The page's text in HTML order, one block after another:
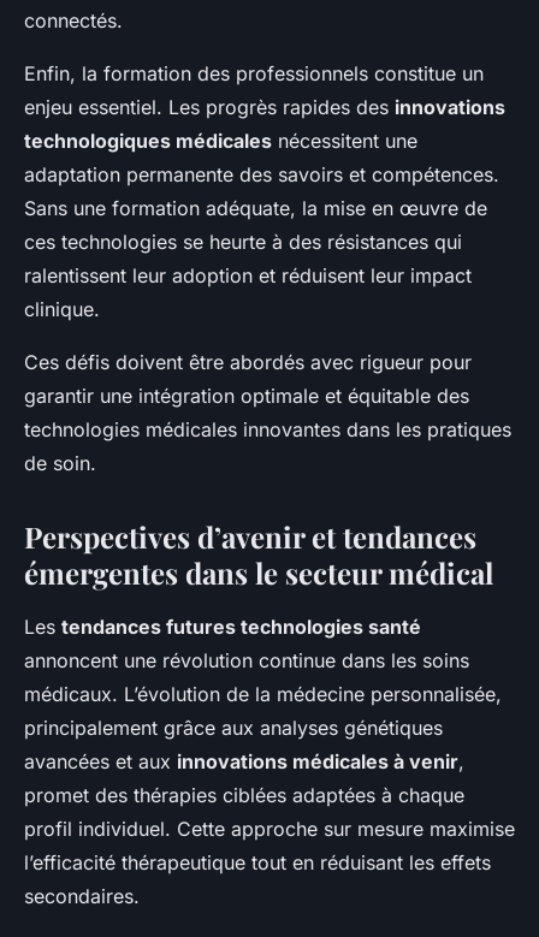
connectés.
Enfin, la formation des professionnels constitue un
enjeu essentiel. Les progrès rapides des innovations
technologiques médicales nécessitent une
adaptation permanente des savoirs et compétences.
Sans une formation adéquate, la mise en œuvre de
ces technologies se heurte à des résistances qui
ralentissent leur adoption et réduisent leur impact
clinique.
Ces défis doivent être abordés avec rigueur pour
garantir une intégration optimale et équitable des
technologies médicales innovantes dans les pratiques
de soin.
Perspectives d’avenir et tendances
émergentes dans le secteur médical
Les tendances futures technologies santé
annoncent une révolution continue dans les soins
médicaux. L’évolution de la médecine personnalisée,
principalement grâce aux analyses génétiques
avancées et aux innovations médicales à venir,
promet des thérapies ciblées adaptées à chaque
profil individuel. Cette approche sur mesure maximise
l’efficacité thérapeutique tout en réduisant les effets
secondaires.